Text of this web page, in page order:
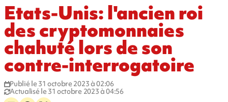
Etats-Unis: l'ancien roi
des cryptomonnaies
chahuté lors de son
contre-interrogatoire
Publié le 31 octobre 2023 à 02:06
Actualisé le 31 octobre 2023 à 04:56